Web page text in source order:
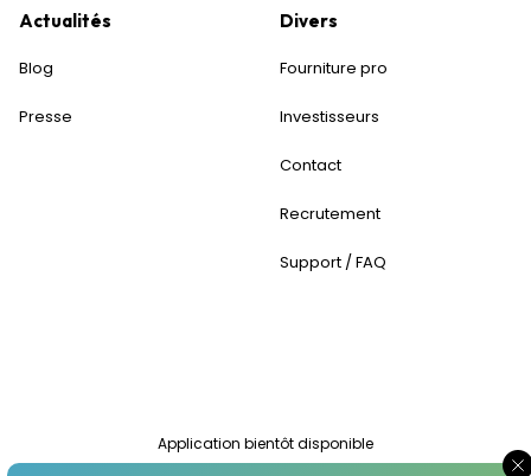
Actualités
Blog
Presse
Divers
Fourniture pro
Investisseurs
Contact
Recrutement
Support / FAQ
Application bientôt disponible